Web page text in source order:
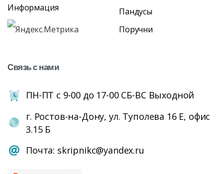
Информация
Пандусы
Поручни
Связьснами
ПН-ПТ с 9-00 до 17-00 СБ-ВС Выходной
г. Ростов-на-Дону, ул. Туполева 16 Е, офис
3.15 Б
Почта: skripnikc@yandex.ru